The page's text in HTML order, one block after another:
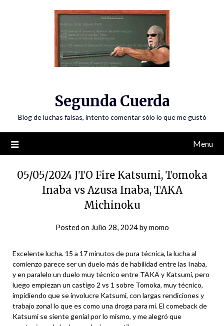
Segunda Cuerda
Blog de luchas falsas, intento comentar sólo lo que me gustó
Menu
05/05/2024 JTO Fire Katsumi, Tomoka
Inaba vs Azusa Inaba, TAKA
Michinoku
Posted on Julio 28, 2024bymomo
Excelente lucha. 15 a 17 minutos de pura técnica, la lucha al
comienzo parece ser un duelo más de habilidad entre las Inaba,
y en paralelo un duelo muy técnico entre TAKA y Katsumi, pero
luego empiezan un castigo 2 vs 1 sobre Tomoka, muy técnico,
impidiendo que se involucre Katsumi, con largas rendiciones y
trabajo zonal lo que es como una droga para mí. El comeback de
Katsumi se siente genial por lo mismo, y me alegró que